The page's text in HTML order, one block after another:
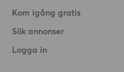
Kom igång gratis
Sök annonser
Logga in